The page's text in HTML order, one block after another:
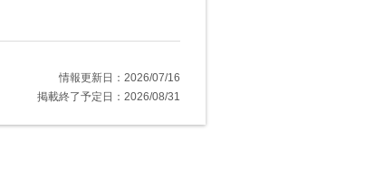
情報更新日：2026/07/16
掲載終了予定日：2026/08/31